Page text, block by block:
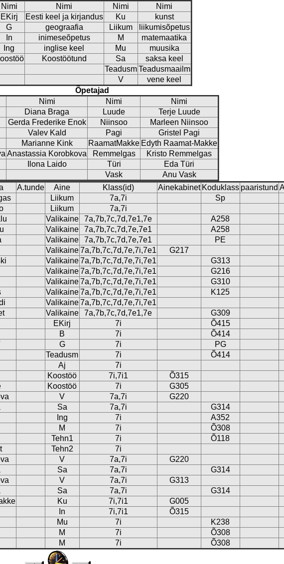
Nimi
Nimi Nimi
Nimi
EKirj
Eesti keel ja kirjandus Ku
kunst
G
geograafia Liikum
liikumisõpetus
In
inimeseõpetus M
matemaatika
Ing
inglise keel Mu
muusika
Koostöötund Sa
saksa keel
Teadusm Teadusmaailm
V
vene keel
Õpetajad
Nimi Nimi
Nimi
Diana Braga Luude
Terje Luude
Gerda Frederike Enok Niinsoo
Marleen Niinsoo
Valev Kald Pagi
Gristel Pagi
Marianne Kink RaamatMakke Edyth Raamat-Makke
Anastassia Korobkova Remmelgas
Kristo Remmelgas
Ilona Laido Türi
Eda Türi
Vask
Anu Vask
A.tunde Aine Klass(id) Ainekabinet Koduklass paaristund
Liikum 7a,7i
Sp
Liikum
7a,7i
Valikaine 7a,7b,7c,7d,7e1,7e
A258
Valikaine 7a,7b,7c,7d,7e,7e1
A258
Valikaine 7a,7b,7c,7d,7e,7e1
PE
Valikaine 7a,7b,7c,7d,7e,7i,7e1
G217
Valikaine 7a,7b,7c,7d,7e,7i,7e1
G313
Valikaine 7a,7b,7c,7d,7e,7i,7e1
G216
Valikaine 7a,7b,7c,7d,7e,7i,7e1
G310
Valikaine 7a,7b,7c,7d,7e,7i,7e1
K125
Valikaine 7a,7b,7c,7d,7e,7i,7e1
Valikaine 7a,7b,7c,7d,7e1,7e
G309
EKirj 7i
Õ415
B 7i
Õ414
G 7i
PG
Teadusm 7i
Õ414
Aj
7i
Koostöö 7i,7i1
Õ315
Koostöö 7i
G305
V 7a,7i
G220
Sa 7a,7i
G314
Ing 7i
A352
M 7i
Õ308
Tehn1 7i
Õ118
Tehn2
7i
V 7a,7i
G220
Sa 7a,7i
G314
V 7a,7i
G313
Sa 7a,7i
G314
Ku 7i,7i1
G005
In 7i,7i1
Õ315
Mu 7i
K238
M 7i
Õ308
M 7i Õ308